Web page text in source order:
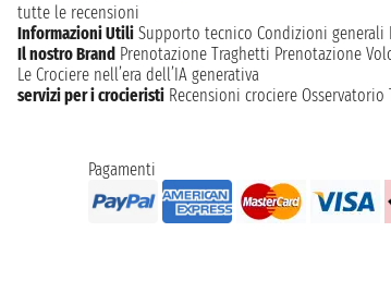
tutte le recensioni
Informazioni Utili Supporto tecnico Condizioni generali
Il nostro Brand Prenotazione Traghetti Prenotazione
Le Crociere nell’era dell’IA generativa
servizi per i crocieristi Recensioni crociere Osservatorio
Pagamenti